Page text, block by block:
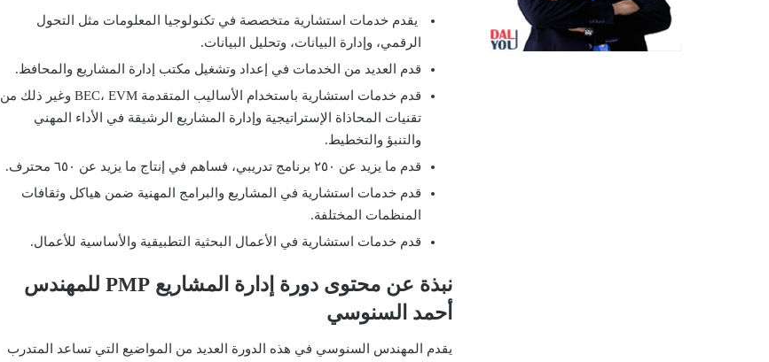
يقدم خدمات استشارية متخصصة في تكنولوجيا المعلومات مثل التحول
الرقمي، وإدارة البيانات، وتحليل البيانات.
قدم العديد من الخدمات في إعداد وتشغيل مكتب إدارة المشاريع والمحافظ.
قدم خدمات استشارية باستخدام الأساليب المتقدمة BEC، EVM وغير ذلك من
تقنيات المحاذاة الإستراتيجية وإدارة المشاريع الرشيقة في الأداء المهني
والتنبؤ والتخطيط.
قدم ما يزيد عن ٢٥٠ برنامج تدريبي، فساهم في إنتاج ما يزيد عن ٦٥٠ محترف.
قدم خدمات استشارية في المشاريع والبرامج المهنية ضمن هياكل وثقافات
المنظمات المختلفة.
قدم خدمات استشارية في الأعمال البحثية التطبيقية والأساسية للأعمال.
نبذة عن محتوى دورة إدارة المشاريع PMP للمهندس
أحمد السنوسي
يقدم المهندس السنوسي في هذه الدورة العديد من المواضيع التي تساعد المتدرب